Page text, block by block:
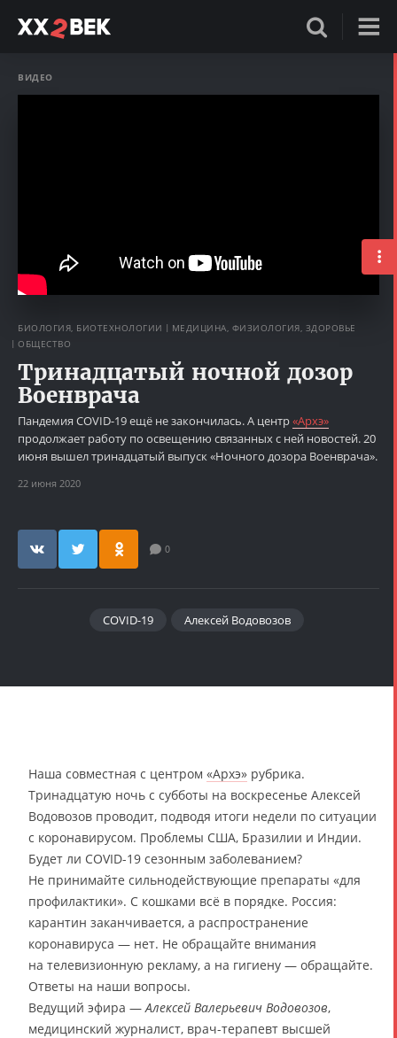
ВИДЕО
БИОЛОГИЯ, БИОТЕХНОЛОГИИ
МЕДИЦИНА, ФИЗИОЛОГИЯ, ЗДОРОВЬЕ
ОБЩЕСТВО
Тринадцатый ночной дозор
Военврача
Пандемия COVID-19 ещё не закончилась. А центр«Архэ»
продолжает работу по освещению связанных с ней новостей. 20
июня вышел тринадцатый выпуск «Ночного дозора Военврача».
22 июня 2020
0
COVID-19 Алексей Водовозов
Наша совместная с центром «Архэ» рубрика.
Тринадцатую ночь с субботы на воскресенье Алексей
Водовозов проводит, подводя итоги недели по ситуации
с коронавирусом. Проблемы США, Бразилии и Индии.
Будет ли COVID-19 сезонным заболеванием?
Не принимайте сильнодействующие препараты «для
профилактики». С кошками всё в порядке. Россия:
карантин заканчивается, а распространение
коронавируса — нет. Не обращайте внимания
на телевизионную рекламу, а на гигиену — обращайте.
Ответы на наши вопросы.
Ведущий эфира —Алексей Валерьевич Водовозов,
медицинский журналист, врач-терапевт высшей